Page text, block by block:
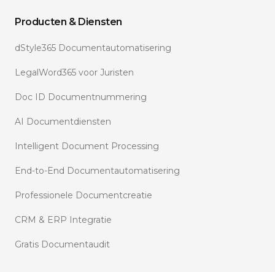
Producten & Diensten
dStyle365 Documentautomatisering
LegalWord365 voor Juristen
Doc ID Documentnummering
AI Documentdiensten
Intelligent Document Processing
End-to-End Documentautomatisering
Professionele Documentcreatie
CRM & ERP Integratie
Gratis Documentaudit